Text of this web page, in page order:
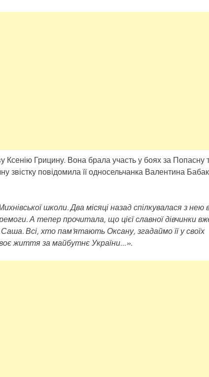
Ксенію Грицину. Вона брала участь у боях за Попасну
звістку повідомила її односельчанка Валентина
школи. Два місяці назад спілкувалася з нею
А тепер прочитала, що цієї славної дівчинки
Всі, хто пам’ятають Оксану, згадаймо її у своїх
життя за майбутнє України…».